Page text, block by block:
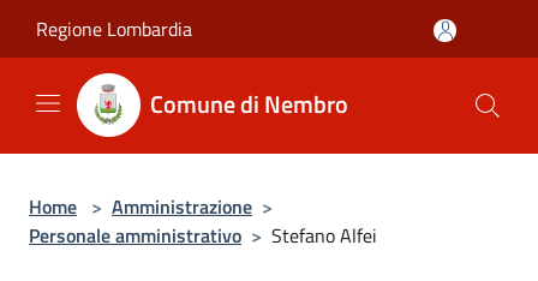
Regione Lombardia
Comune di Nembro
Home > Amministrazione >
Personale amministrativo > Stefano Alfei